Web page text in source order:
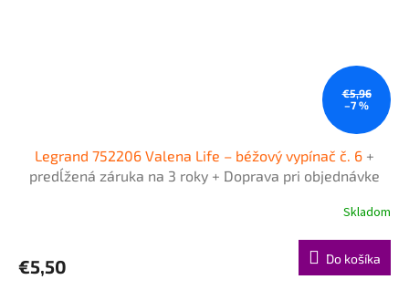
€5,96
–7 %
Legrand 752206 Valena Life – béžový vypínač č. 6 +
predĺžená záruka na 3 roky + Doprava pri objednávke
Skladom
€5,50 Do košíka